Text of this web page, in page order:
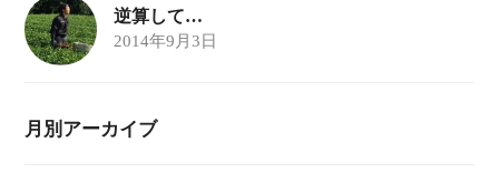
逆算して…
2014年9月3日
月別アーカイブ